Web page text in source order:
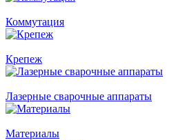
Коммутация
Крепеж
Лазерные сварочные аппараты
Материалы